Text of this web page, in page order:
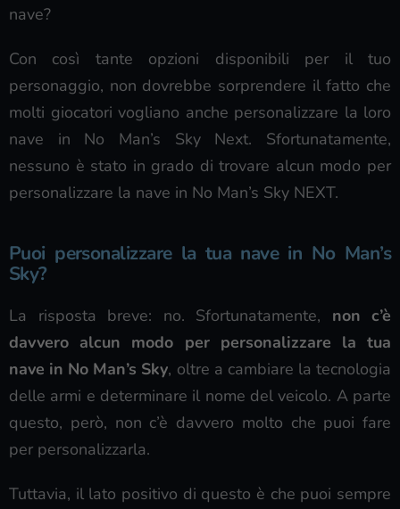
nave?
Con così tante opzioni disponibili per il tuo
personaggio, non dovrebbe sorprendere il fatto che
molti giocatori vogliano anche personalizzare la loro
nave in No Man’s Sky Next. Sfortunatamente,
nessuno è stato in grado di trovare alcun modo per
personalizzare la nave in No Man’s Sky NEXT.
Puoi personalizzare la tua nave in No Man’s
Sky?
La risposta breve: no. Sfortunatamente, non c’è
davvero alcun modo per personalizzare la tua
nave in No Man’s Sky, oltre a cambiare la tecnologia
delle armi e determinare il nome del veicolo. A parte
questo, però, non c’è davvero molto che puoi fare
per personalizzarla.
Tuttavia, il lato positivo di questo è che puoi sempre